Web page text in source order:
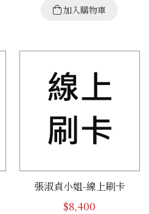
加入購物車
張淑貞小姐-線上刷卡
$8,400